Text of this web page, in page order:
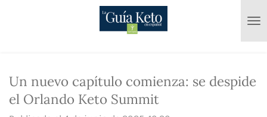
Un nuevo capítulo comienza: se despide
el Orlando Keto Summit